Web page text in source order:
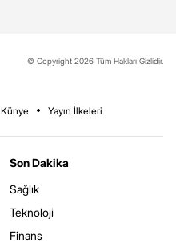
© Copyright 2026 Tüm Hakları Gizlidir.
Künye Yayın İlkeleri
Son Dakika
Sağlık
Teknoloji
Finans